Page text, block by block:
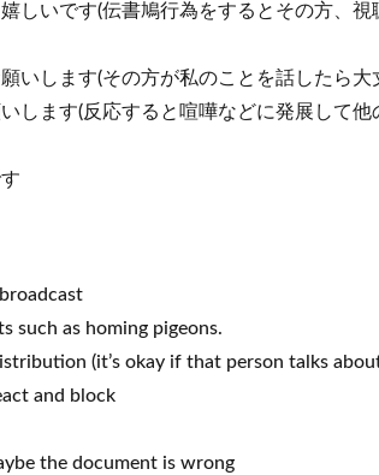
しいです(伝書鳩行為をするとその方、
いします(その方が私のことを話したら大
します(反応すると喧嘩などに発展して他
such as homing pigeons.
(it’s okay if that person talks
and block
the document is wrong